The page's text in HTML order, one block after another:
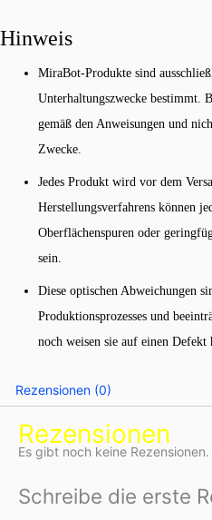
Hinweis
MiraBot-Produkte sind
Unterhaltungszwecke bestimmt.
gemäß den Anweisungen und
Zwecke.
Jedes Produkt wird vor dem
Herstellungsverfahrens können
Oberflächenspuren oder
sein.
Diese optischen Abweichungen
Produktionsprozesses und
noch weisen sie auf einen Defekt
Rezensionen (0)
Rezensionen
Es gibt noch keine Rezensionen.
Schreibe die erste